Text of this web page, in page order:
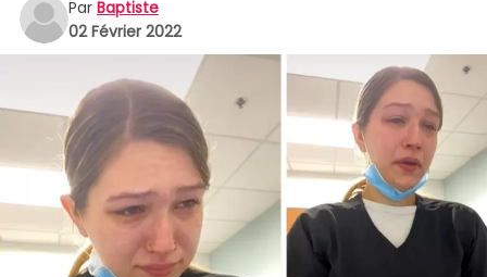
Par Baptiste
02 Février 2022